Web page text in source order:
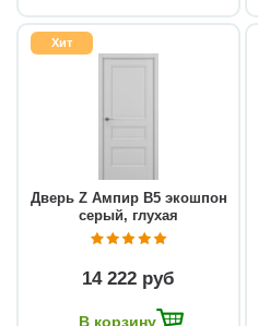
Хит
Дверь Z Ампир В5 экошпон
серый, глухая
14 222 руб
В корзину